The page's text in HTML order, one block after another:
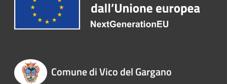
Comune di Vico del Gargano